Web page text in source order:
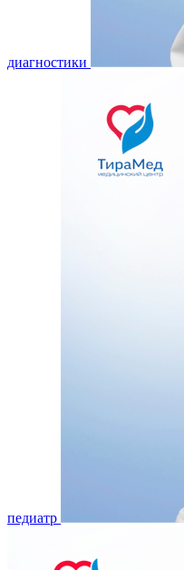
диагностики
педиатр